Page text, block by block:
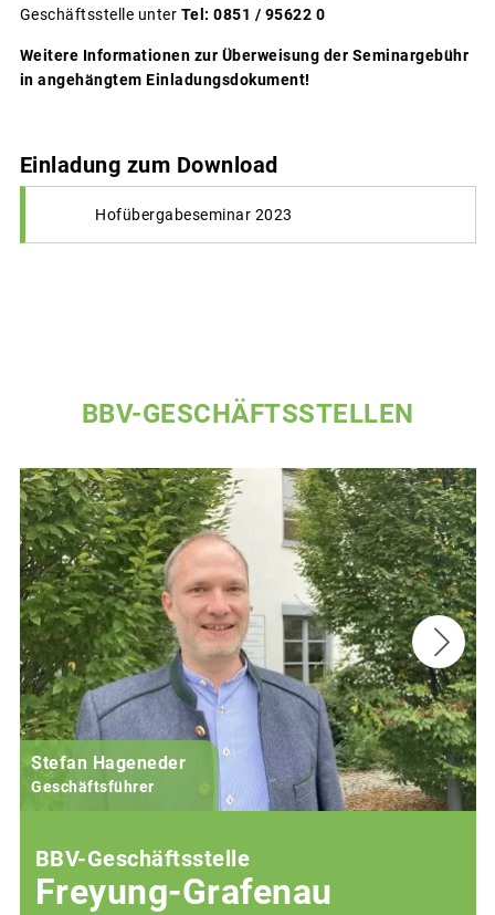
Geschäftsstelle unter Tel: 0851 / 95622 0
Weitere Informationen zur Überweisung der Seminargebühr
in angehängtem Einladungsdokument!
Einladung zum Download
Hofübergabeseminar 2023
BBV-GESCHÄFTSSTELLEN
Stefan Hageneder
Geschäftsführer
BBV-Geschäftsstelle
Freyung-Grafenau